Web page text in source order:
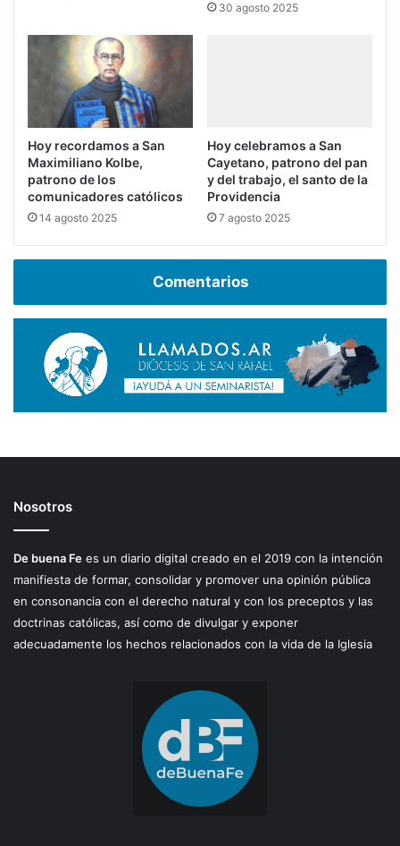
30 agosto 2025
Hoy recordamos a San
Maximiliano Kolbe,
patrono de los
comunicadores católicos
14 agosto 2025
Hoy celebramos a San
Cayetano, patrono del pan
y del trabajo, el santo de la
Providencia
7 agosto 2025
Comentarios
Nosotros
De buena Fe es un diario digital creado en el 2019 con la intención
manifiesta de formar, consolidar y promover una opinión pública
en consonancia con el derecho natural y con los preceptos y las
doctrinas católicas, así como de divulgar y exponer
adecuadamente los hechos relacionados con la vida de la Iglesia